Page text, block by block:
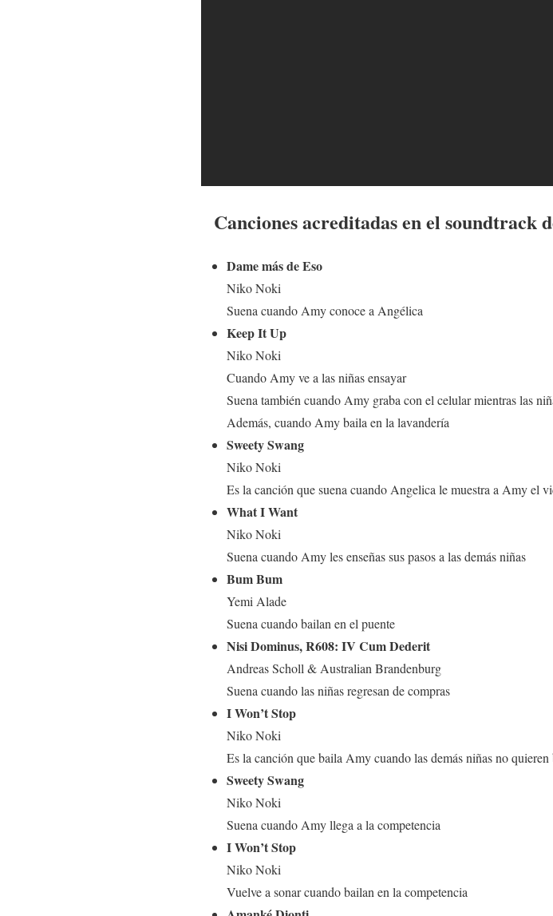
Canciones acreditadas en el soundtrack
Dame más de Eso
Niko Noki
Suena cuando Amy conoce a Angélica
Keep It Up
Niko Noki
Cuando Amy ve a las niñas ensayar
Suena también cuando Amy graba con el celular mientras las
Además, cuando Amy baila en la lavandería
Sweety Swang
Niko Noki
Es la canción que suena cuando Angelica le muestra a Amy el
What I Want
Niko Noki
Suena cuando Amy les enseñas sus pasos a las demás niñas
Bum Bum
Yemi Alade
Suena cuando bailan en el puente
Nisi Dominus, R608: IV Cum Dederit
Andreas Scholl & Australian Brandenburg
Suena cuando las niñas regresan de compras
I Won’t Stop
Niko Noki
Es la canción que baila Amy cuando las demás niñas no quieren
Sweety Swang
Niko Noki
Suena cuando Amy llega a la competencia
I Won’t Stop
Niko Noki
Vuelve a sonar cuando bailan en la competencia